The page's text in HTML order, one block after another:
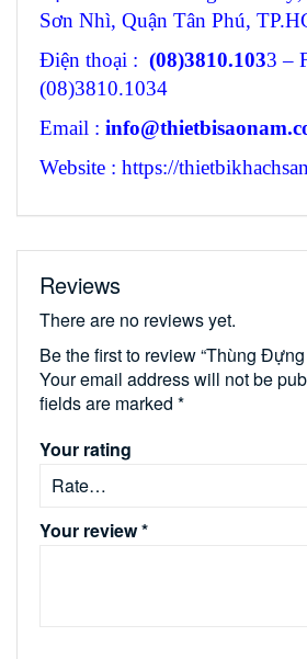
Sơn Nhì, Quận Tân Phú,
Điện thoại : (08)3810.1033 –
(08)3810.1034
Email :
Website : https://
Reviews
There are no reviews yet.
Be the first to review “Thùng Đựng
Your email address will not be
fields are marked *
Your rating
Your review*